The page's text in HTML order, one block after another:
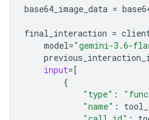
base64_image_data =
final_interaction =
model="gemini-3.6-
input= [
{
"type" :
"name" :